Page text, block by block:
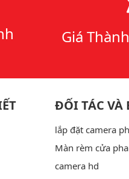
Giá
ĐỐI TÁC VÀ
lắp đặt camera
Màn rèm cửa
camera hd